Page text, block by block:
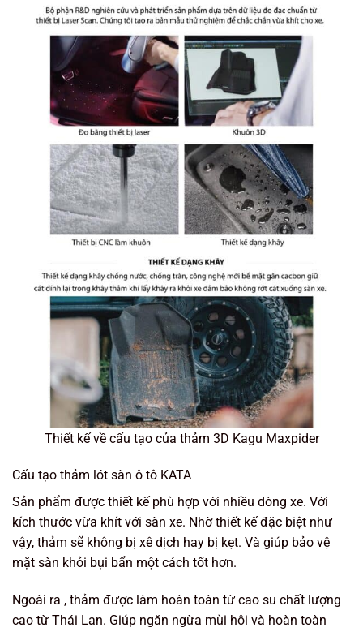
Thiết kế về cấu tạo của thảm 3D Kagu Maxpider
Cấu tạo thảm lót sàn ô tô KATA
Sản phẩm được thiết kế phù hợp với nhiều dòng xe. Với
kích thước vừa khít với sàn xe. Nhờ thiết kế đặc biệt như
vậy, thảm sẽ không bị xê dịch hay bị kẹt. Và giúp bảo vệ
mặt sàn khỏi bụi bẩn một cách tốt hơn.
Ngoài ra , thảm được làm hoàn toàn từ cao su chất lượng
cao từ Thái Lan. Giúp ngăn ngừa mùi hôi và hoàn toàn